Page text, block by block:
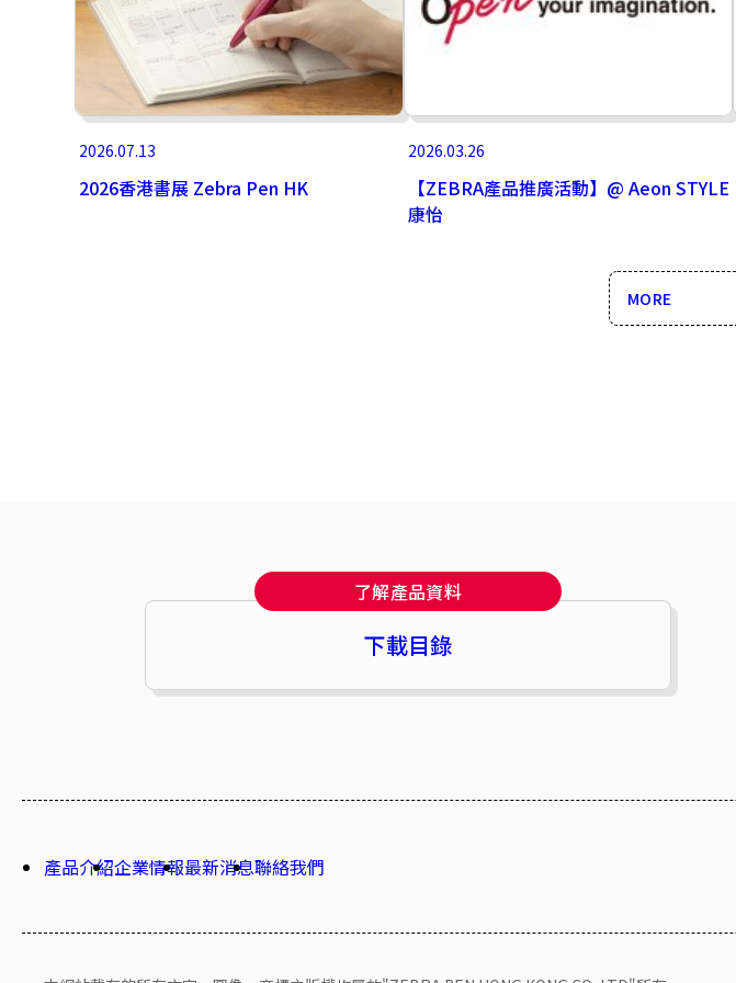
2026.07.13
2026香港書展 Zebra Pen HK
2026.03.26
【ZEBRA產品推廣活動】@ Aeon STYLE
康怡
MORE
了解產品資料
下載目錄
產品介紹企業情報最新消息聯絡我們